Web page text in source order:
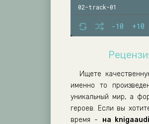
-10 +10
02-track-01
02-track-02
02-track-03
02-track-04
02-track-05
Ищете
именно то
уникальный мир, а
героев. Если вы
время - на